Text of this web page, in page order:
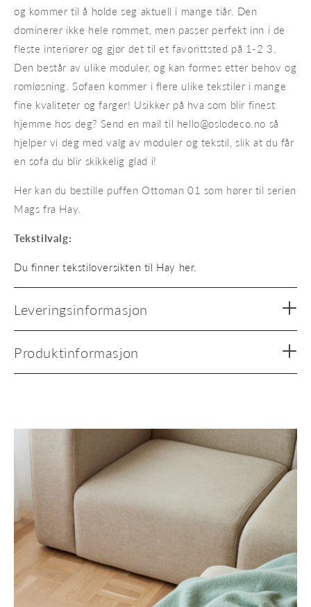
og kommer til å holde seg aktuell i mange tiår. Den
dominerer ikke hele rommet, men passer perfekt inn i de
fleste interiører og gjør det til et favorittsted på 1-2 3.
Den består av ulike moduler, og kan formes etter behov og
romløsning. Sofaen kommer i flere ulike tekstiler i mange
fine kvaliteter og farger! Usikker på hva som blir finest
hjemme hos deg? Send en mail til hello@oslodeco.no så
hjelper vi deg med valg av moduler og tekstil, slik at du får
en sofa du blir skikkelig glad i!
Her kan du bestille puffen Ottoman 01 som hører til serien
Mags fra Hay.
Tekstilvalg:
Du finner tekstiloversikten til Hay her.
Leveringsinformasjon
Produktinformasjon